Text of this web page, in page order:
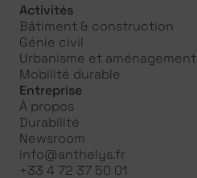
Activités
Bâtiment & construction
Génie civil
Urbanisme et aménagement
Mobilité durable
Entreprise
À propos
Durabilité
Newsroom
info@anthelys.fr
+33 4 72 37 50 01